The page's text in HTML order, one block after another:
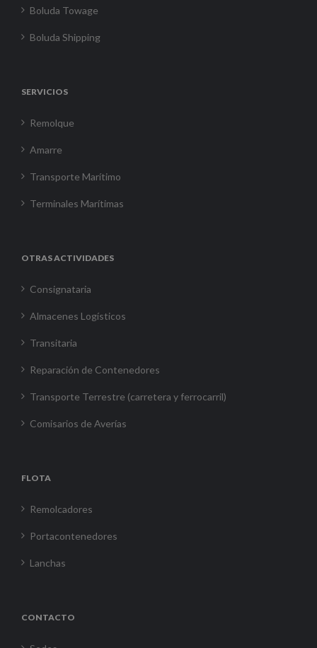
Boluda Towage
Boluda Shipping
SERVICIOS
Remolque
Amarre
Transporte Marítimo
Terminales Marítimas
OTRAS ACTIVIDADES
Consignataria
Almacenes Logísticos
Transitaria
Reparación de Contenedores
Transporte Terrestre (carretera y ferrocarril)
Comisarios de Averías
FLOTA
Remolcadores
Portacontenedores
Lanchas
CONTACTO